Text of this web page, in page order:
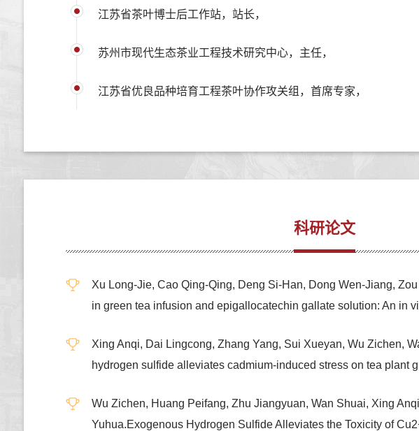
江苏省茶叶博士后工作站，站长，
苏州市现代生态茶业工程技术研究中心，主任，
江苏省优良品种培育工程茶叶协作攻关组，首席专家，
科研论文
Xu Long-Jie, Cao Qing-Qing, Deng Si-Han, Dong Wen-Jiang,
in green tea infusion and epigallocatechin gallate solution: An in
Xing Anqi, Dai Lingcong, Zhang Yang, Sui Xueyan, Wu Zichen,
hydrogen sulfide alleviates cadmium-induced stress on tea plant
Wu Zichen, Huang Peifang, Zhu Jiangyuan, Wan Shuai, Xing
Yuhua.Exogenous Hydrogen Sulfide Alleviates the Toxicity of